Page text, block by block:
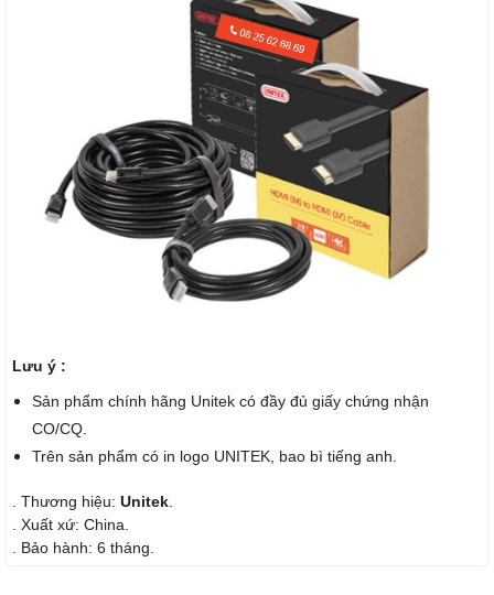
Lưu ý :
Sản phẩm chính hãng Unitek có đầy đủ giấy chứng nhận
CO/CQ.
Trên sản phẩm có in logo UNITEK, bao bì tiếng anh.
. Thương hiệu: Unitek
. Xuất xứ: China.
. Bảo hành: 6 tháng.